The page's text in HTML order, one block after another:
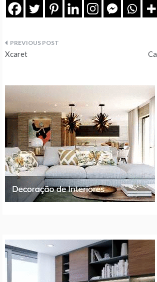
Navegação
artigos
Xcaret